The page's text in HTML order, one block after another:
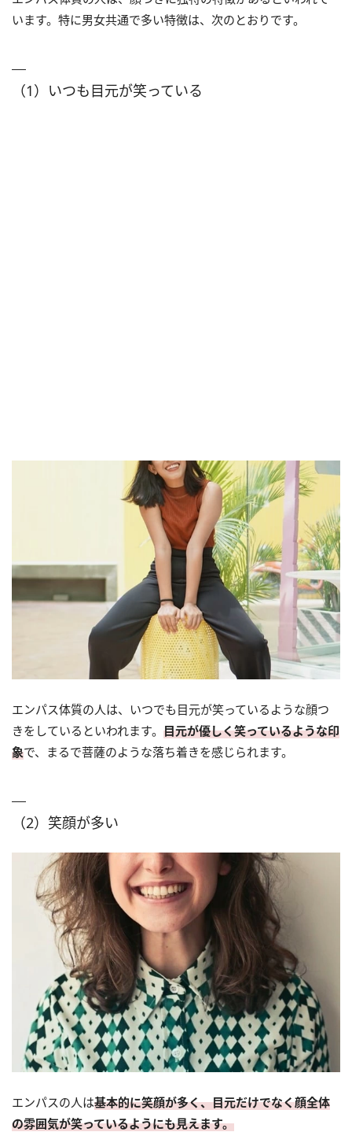
います。特に男女共通で多い特徴は、次のとおりです。
（1）いつも目元が笑っている
エンパス体質の人は、いつでも目元が笑っているような顔つ
きをしているといわれます。 目元が優しく笑っているような印
象で、まるで菩薩のような落ち着きを感じられます。
（2）笑顔が多い
エンパスの人は基本的に笑顔が多く、目元だけでなく顔全体
の雰囲気が笑っているようにも見えます。